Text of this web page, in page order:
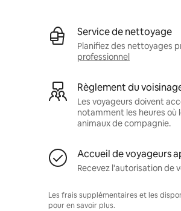
Service de nettoyage
Planifiez des nettoyages
professionnel
Règlement du
Les voyageurs doivent
notamment les heures
animaux de compagnie.
Accueil de voyageurs
Recevez l'autorisation de
Les frais supplémentaires et les
pour en savoir plus.